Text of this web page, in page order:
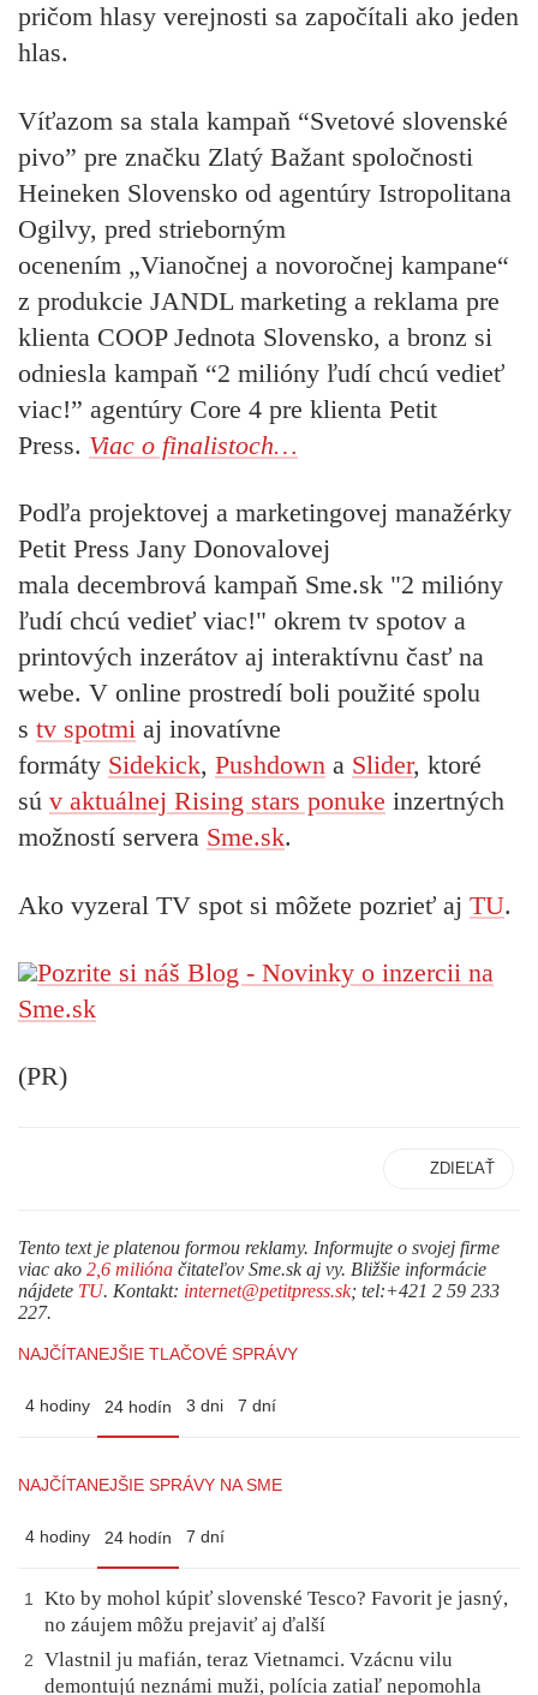
pričom hlasy verejnosti sa započítali ako jeden
hlas.
Víťazom sa stala kampaň “Svetové slovenské
pivo” pre značku Zlatý Bažant spoločnosti
Heineken Slovensko od agentúry Istropolitana
Ogilvy, pred strieborným
ocenením „Vianočnej a novoročnej kampane“
z produkcie JANDL marketing a reklama pre
klienta COOP Jednota Slovensko, a bronz si
odniesla kampaň “2 milióny ľudí chcú vedieť
viac!” agentúry Core 4 pre klienta Petit
Press. Viac o finalistoch…
Podľa projektovej a marketingovej manažérky
Petit Press Jany Donovalovej
mala decembrová kampaň Sme.sk "2 milióny
ľudí chcú vedieť viac!" okrem tv spotov a
printových inzerátov aj interaktívnu časť na
webe. V online prostredí boli použité spolu
s tv spotmi aj inovatívne
formáty Sidekick, Pushdown a Slider, ktoré
sú v aktuálnej Rising stars ponuke inzertných
možností servera Sme.sk.
Ako vyzeral TV spot si môžete pozrieť aj TU.
Pozrite si náš Blog - Novinky o inzercii na
Sme.sk
(PR)
ZDIEĽAŤ
Tento text je platenou formou reklamy. Informujte o svojej firme
viac ako 2,6 milióna čitateľov Sme.sk aj vy. Bližšie informácie
nájdete TU. Kontakt: internet@petitpress.sk; tel:+421 2 59 233
227.
NAJČÍTANEJŠIE TLAČOVÉ SPRÁVY
4 hodiny 24 hodín 3 dni 7 dní
NAJČÍTANEJŠIE SPRÁVY NA SME
4 hodiny 24 hodín 7 dní
1
Kto by mohol kúpiť slovenské Tesco? Favorit je jasný,
no záujem môžu prejaviť aj ďalší
2
Vlastnil ju mafián, teraz Vietnamci. Vzácnu vilu
demontujú neznámi muži, polícia zatiaľ nepomohla